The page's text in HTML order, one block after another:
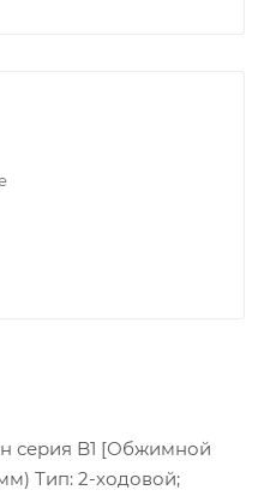
серия B1 [Обжимной
Тип: 2-ходовой;